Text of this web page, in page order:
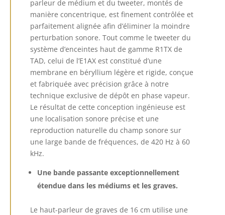
parleur de médium et du tweeter, montés de
manière concentrique, est finement contrôlée et
parfaitement alignée afin d’éliminer la moindre
perturbation sonore. Tout comme le tweeter du
système d’enceintes haut de gamme R1TX de
TAD, celui de l’E1AX est constitué d’une
membrane en béryllium légère et rigide, conçue
et fabriquée avec précision grâce à notre
technique exclusive de dépôt en phase vapeur.
Le résultat de cette conception ingénieuse est
une localisation sonore précise et une
reproduction naturelle du champ sonore sur
une large bande de fréquences, de 420 Hz à 60
kHz.
Une bande passante exceptionnellement
étendue dans les médiums et les graves.
Le haut-parleur de graves de 16 cm utilise une